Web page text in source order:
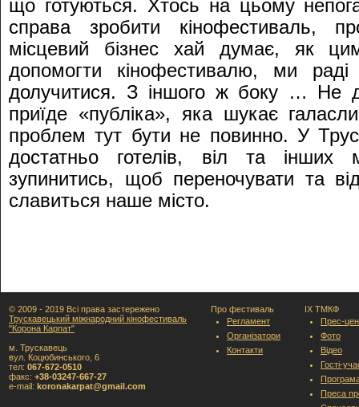
що готуються. Хтось на цьому
справа зробити кінофестиваль,
місцевий бізнес хай думає, як
допомогти кінофестивалю, ми
долучитися. З іншого ж боку … Не
приїде «публіка», яка шукає
проблем тут бути не повинно. У
достатньо готелів, віл та
зупинитись, щоб переночувати та
славиться наше місто.
© 2009 - 2019 Всі права застережено
Трускавецький міжнародний кінофестиваль
"Корона Карпат"
м. Трускавець
вул. Коцюбинського, 6
тел: 067-672-0510
факс: +38-03247-667-27
e-mail: koronakarpat@gmail.com
Про фестиваль
Регламент
Організатори
Контакти
IX ТМКФ
Прес-
Фото
Відео
Гості-
Преса